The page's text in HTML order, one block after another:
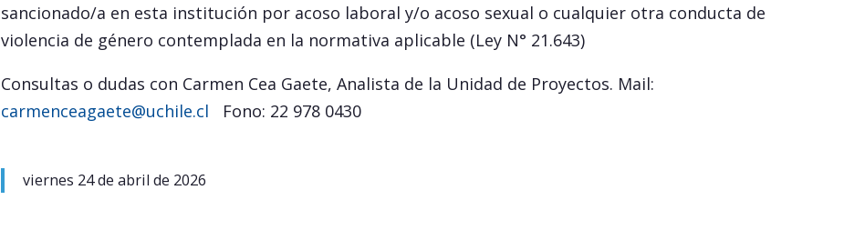
sancionado/a en esta institución por acoso laboral y/o acoso sexual o cualquier otra conducta de
violencia de género contemplada en la normativa aplicable (Ley N° 21.643)
Consultas o dudas con Carmen Cea Gaete, Analista de la Unidad de Proyectos. Mail:
carmenceagaete@uchile.cl Fono: 22 978 0430
viernes 24 de abril de 2026